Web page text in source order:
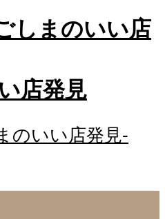
店発見
のいい店発見-